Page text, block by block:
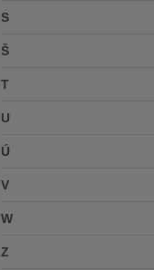
S
Š
T
U
Ú
V
W
Z